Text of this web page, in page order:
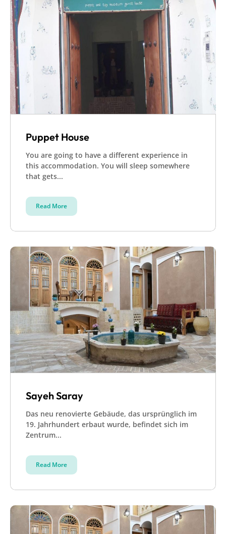
Puppet House
You are going to have a different experience in
this accommodation. You will sleep somewhere
that gets...
Read More
Sayeh Saray
Das neu renovierte Gebäude, das ursprünglich im
19. Jahrhundert erbaut wurde, befindet sich im
Zentrum...
Read More